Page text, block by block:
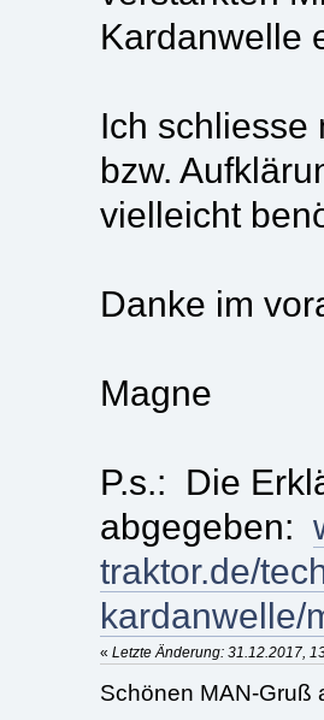
Kardanwelle
Ich schliesse
bzw.
vielleicht
Danke im
Magne
P.s.: Die
abgegeben:
traktor.de/
kardanwelle/
«Letzte Änderung: 31.12.2017,
Schönen MAN-Gruß